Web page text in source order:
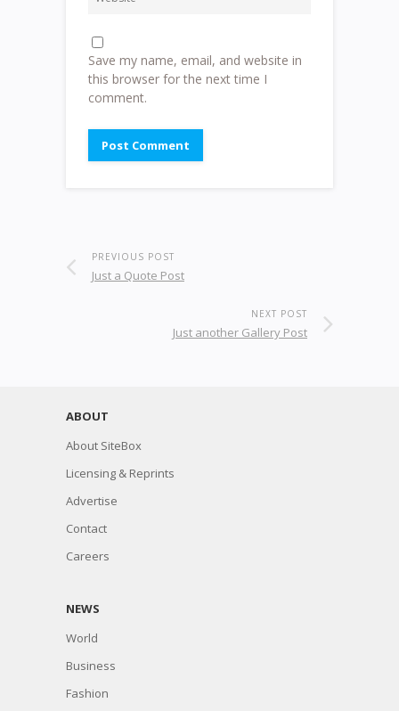
Save my name, email, and website in
this browser for the next time I
comment.
PREVIOUS POST
Just a Quote Post
NEXT POST
Just another Gallery Post
ABOUT
About SiteBox
Licensing & Reprints
Advertise
Contact
Careers
NEWS
World
Business
Fashion